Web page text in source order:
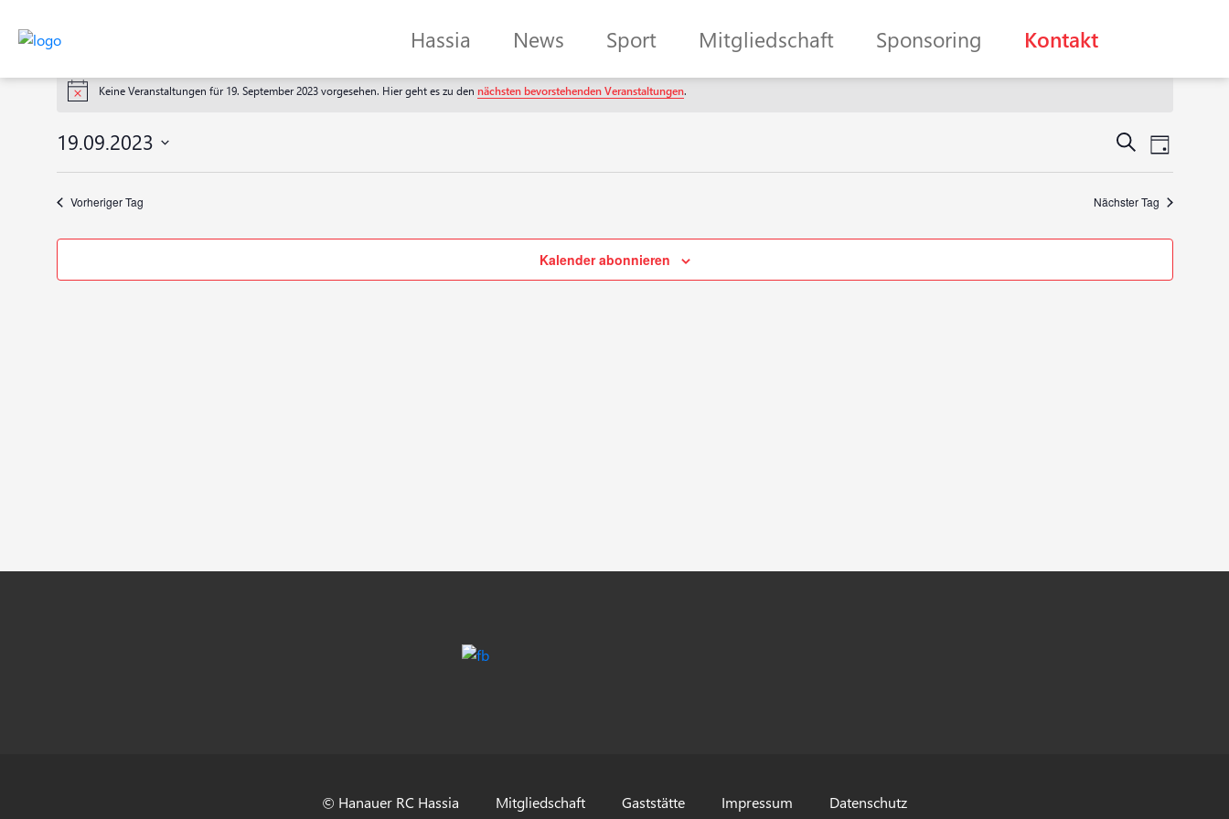
Hassia News Sport Mitgliedschaft Sponsoring Kontakt
Veranstaltungen
für
19.
September
2023
HinweisKeine Veranstaltungen für 19. September 2023 vorgesehen. Hier geht es zu den nächsten bevorstehenden Veranstaltungen.
Suche
und
SucheTag
19.09.2023
Vorheriger Tag Nächster Tag
Kalender abonnieren
© Hanauer RC Hassia Mitgliedschaft Gaststätte Impressum Datenschutz